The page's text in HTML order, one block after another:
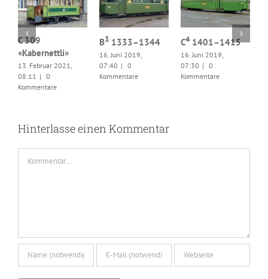
C 309
«Kabernettli»
13. Februar 2021,
08:11 | 0
Kommentare
B3 1333–1344
16. Juni 2019,
07:40 | 0
Kommentare
C41401–1415
16. Juni 2019,
07:30 | 0
Kommentare
Hinterlasse einen Kommentar